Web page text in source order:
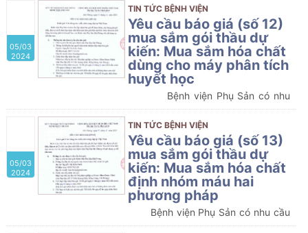
cầu tiếp nhận báo giá để tham
khảo, xây dựng giá gói thầu, làm cơ
sở tổ chức lựa chọn nhà thầu mua
sắm gói thầu dự kiến: Mua sắm hóa
chất định lượng trên hệ thống phân
tích tế bào huyết học của Bệnh viện
Phụ Sản Hải Phòng
05/03
2024
TIN TỨC BỆNH VIỆN
Yêu cầu báo giá (số 12)
mua sắm gói thầu dự
kiến: Mua sắm hóa chất
dùng cho máy phân tích
huyết học
Bệnh viện Phụ Sản có nhu
cầu tiếp nhận báo giá để tham
khảo, xây dựng giá gói thầu, làm cơ
sở tổ chức lựa chọn nhà thầu mua
sắm gói thầu dự kiến: Mua sắm hóa
chất dùng cho máy phân tích huyết
học của Bệnh viện Phụ Sản Hải
Phòng
05/03
2024
TIN TỨC BỆNH VIỆN
Yêu cầu báo giá (số 13)
mua sắm gói thầu dự
kiến: Mua sắm hóa chất
định nhóm máu hai
phương pháp
Bệnh viện Phụ Sản có nhu cầu
tiếp nhận báo giá để tham khảo,